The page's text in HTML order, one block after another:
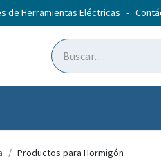
de Herramientas Eléctricas -
Productos para Hormigón